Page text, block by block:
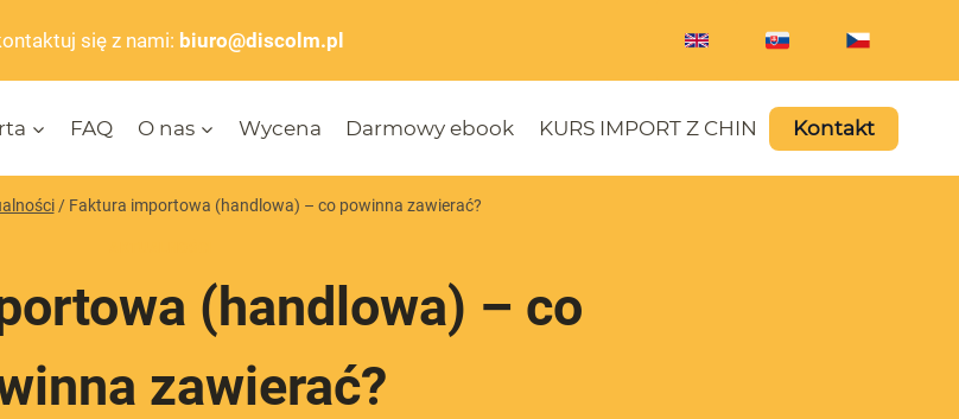
się z nami: biuro@discolm.pl
FAQ O nas Wycena Darmowy ebook KURS IMPORT Z CHIN Kontakt
/ Faktura importowa (handlowa) – co powinna zawierać?
(handlowa) – co
zawierać?